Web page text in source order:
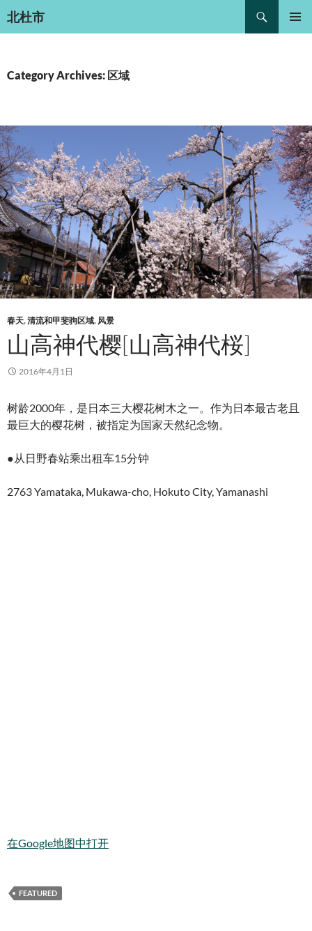
北杜市
Search
Category Archives: 区域
春天,清流和甲斐驹区域, 风景
山高神代樱[山高神代桜]
2016年4月1日
树龄2000年，是日本三大樱花树木之一。作为日本最古老且
最巨大的樱花树，被指定为国家天然纪念物。
●从日野春站乘出租车15分钟
2763 Yamataka, Mukawa-cho, Hokuto City, Yamanashi
在Google地图中打开
FEATURED